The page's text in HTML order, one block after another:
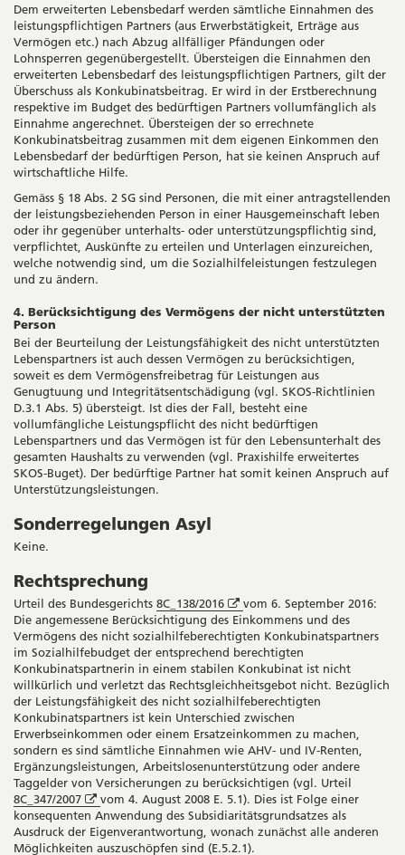
Dem erweiterten Lebensbedarf werden sämtliche Einnahmen des
leistungspflichtigen Partners (aus Erwerbstätigkeit, Erträge aus
Vermögen etc.) nach Abzug allfälliger Pfändungen oder
Lohnsperren gegenübergestellt. Übersteigen die Einnahmen den
erweiterten Lebensbedarf des leistungspflichtigen Partners, gilt der
Überschuss als Konkubinatsbeitrag. Er wird in der Erstberechnung
respektive im Budget des bedürftigen Partners vollumfänglich als
Einnahme angerechnet. Übersteigen der so errechnete
Konkubinatsbeitrag zusammen mit dem eigenen Einkommen den
Lebensbedarf der bedürftigen Person, hat sie keinen Anspruch auf
wirtschaftliche Hilfe.
Gemäss § 18 Abs. 2 SG sind Personen, die mit einer antragstellenden
der leistungsbeziehenden Person in einer Hausgemeinschaft leben
oder ihr gegenüber unterhalts- oder unterstützungspflichtig sind,
verpflichtet, Auskünfte zu erteilen und Unterlagen einzureichen,
welche notwendig sind, um die Sozialhilfeleistungen festzulegen
und zu ändern.
4. Berücksichtigung des Vermögens der nicht unterstützten
Person
Bei der Beurteilung der Leistungsfähigkeit des nicht unterstützten
Lebenspartners ist auch dessen Vermögen zu berücksichtigen,
soweit es dem Vermögensfreibetrag für Leistungen aus
Genugtuung und Integritätsentschädigung (vgl. SKOS-Richtlinien
D.3.1 Abs. 5) übersteigt. Ist dies der Fall, besteht eine
vollumfängliche Leistungspflicht des nicht bedürftigen
Lebenspartners und das Vermögen ist für den Lebensunterhalt des
gesamten Haushalts zu verwenden (vgl. Praxishilfe erweitertes
SKOS-Buget). Der bedürftige Partner hat somit keinen Anspruch auf
Unterstützungsleistungen.
Sonderregelungen Asyl
Keine.
Rechtsprechung
Urteil des Bundesgerichts 8C_138/2016
Öffnet
in
neuem
Fenster
vom 6. September 2016:
Die angemessene Berücksichtigung des Einkommens und des
Vermögens des nicht sozialhilfeberechtigten Konkubinatspartners
im Sozialhilfebudget der entsprechend berechtigten
Konkubinatspartnerin in einem stabilen Konkubinat ist nicht
willkürlich und verletzt das Rechtsgleichheitsgebot nicht. Bezüglich
der Leistungsfähigkeit des nicht sozialhilfeberechtigten
Konkubinatspartners ist kein Unterschied zwischen
Erwerbseinkommen oder einem Ersatzeinkommen zu machen,
sondern es sind sämtliche Einnahmen wie AHV- und IV-Renten,
Ergänzungsleistungen, Arbeitslosenunterstützung oder andere
Taggelder von Versicherungen zu berücksichtigen (vgl. Urteil
8C_347/2007
Öffnet
in
neuem
Fenster
vom 4. August 2008 E. 5.1). Dies ist Folge einer
konsequenten Anwendung des Subsidiaritätsgrundsatzes als
Ausdruck der Eigenverantwortung, wonach zunächst alle anderen
Möglichkeiten auszuschöpfen sind (E.5.2.1).